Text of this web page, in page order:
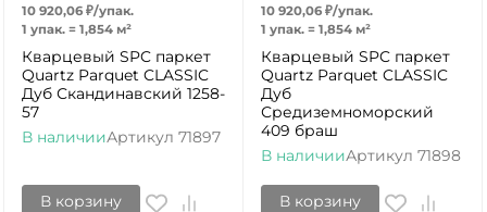
10 920,06 ₽/упак.
1 упак. = 1,854 м²
Кварцевый SPC паркет
Quartz Parquet CLASSIC
Дуб Скандинавский 1258-
57
В наличииАртикул 71897
В корзину
10 920,06 ₽/упак.
1 упак. = 1,854 м²
Кварцевый SPC паркет
Quartz Parquet CLASSIC
Дуб
Средиземноморский
409 браш
В наличииАртикул 71898
В корзину